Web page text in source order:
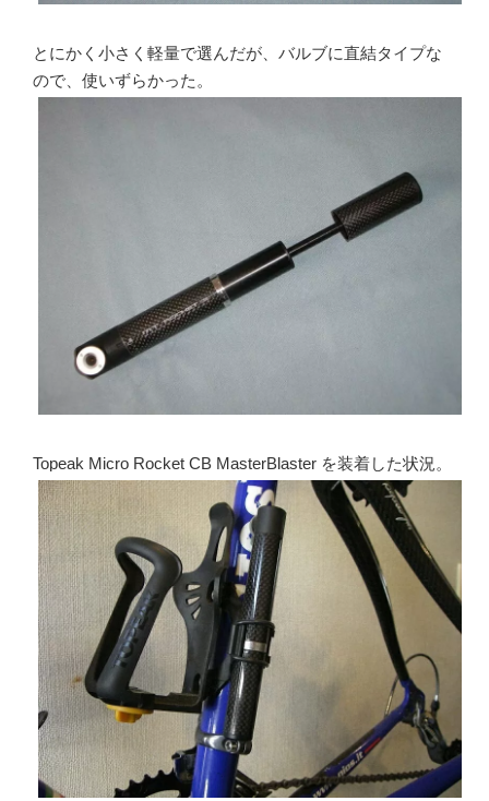
とにかく小さく軽量で選んだが、バルブに直結タイプな
ので、使いずらかった。
Topeak Micro Rocket CB MasterBlaster を装着した状況。